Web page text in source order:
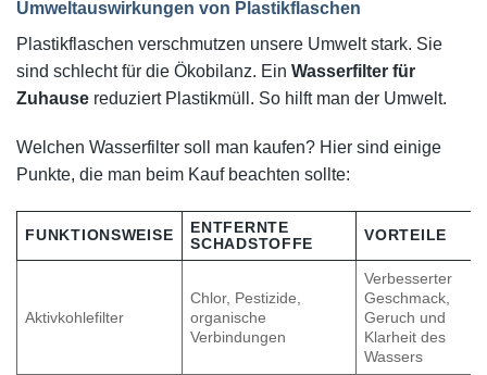
Umweltauswirkungen von Plastikflaschen
Plastikflaschen verschmutzen unsere Umwelt stark. Sie
sind schlecht für die Ökobilanz. Ein Wasserfilter für
Zuhause reduziert Plastikmüll. So hilft man der Umwelt.
Welchen Wasserfilter soll man kaufen? Hier sind einige
Punkte, die man beim Kauf beachten sollte:
FUNKTIONSWEISE
ENTFERNTE
SCHADSTOFFE
VORTEILE
Aktivkohlefilter
Chlor, Pestizide,
organische
Verbindungen
Verbesserter
Geschmack,
Geruch und
Klarheit des
Wassers